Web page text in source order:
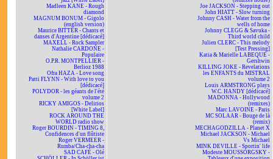
Madleen KANE - Rough
diamond
MAGNUM BONUM - Gigolo
(english version)
Maurice BITTER - Chants et
danses d'Argentine [dédicacé]
MAXELL - Rock Sampler
Nathalie CARDONE -
Populaire
O.P.R. MONTPELLIER -
Berlioz 1988
Ofra HAZA - Love song
Patti FLYNN - With love to you
[dédicacé]
POLYDOR - les géants de l'été
volume 2
RICKY AMIGOS - Delirios
[White Label]
ROCK AROUND THE
WORLD radio show
Roger BOURDIN - TIMING 8,
Confidences d'un flûtiste
Roger VERMEER -
Rumba/Cha-cha-cha
SAD CAFÉ - Olé
Joe JACKSON - Stepping out
John HIATT - Slow turning
Johnny CASH - Water from the
wells of home
Johnny CLEGG & Savuka -
Third world child
Julien CLERC - This melody
[Test Pressing]
Katia & Marielle LABEQUE -
Gershwin
KILLING JOKE - Revelations
les ENFANTS du MISTRAL
volume 2
Louis ARMSTRONG plays
W.C. HANDY [dédicacé]
MADONNA - Hollywood
(remixes)
Marc LAVOINE - Paris
MC SOLAAR - Bouge de là
(remix)
MECHAGODZILLA - Planet X
Michael JACKSON - Michael
Vs Michael
MINK DEVILLE - Sportin' life
Modeste MOUSSORGSKY -